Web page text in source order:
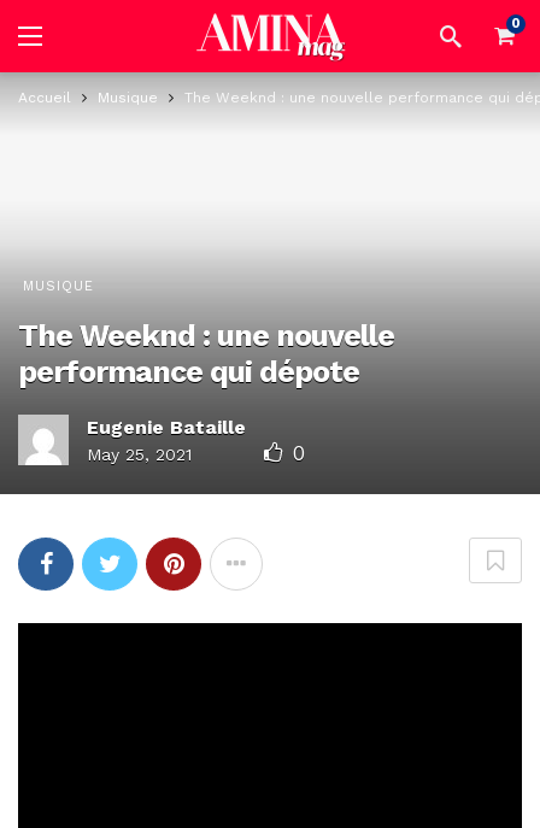
0
Accueil Musique The Weeknd : une nouvelle performance qui
MUSIQUE
The Weeknd : une nouvelle
performance qui dépote
Eugenie Bataille
May 25, 2021 0